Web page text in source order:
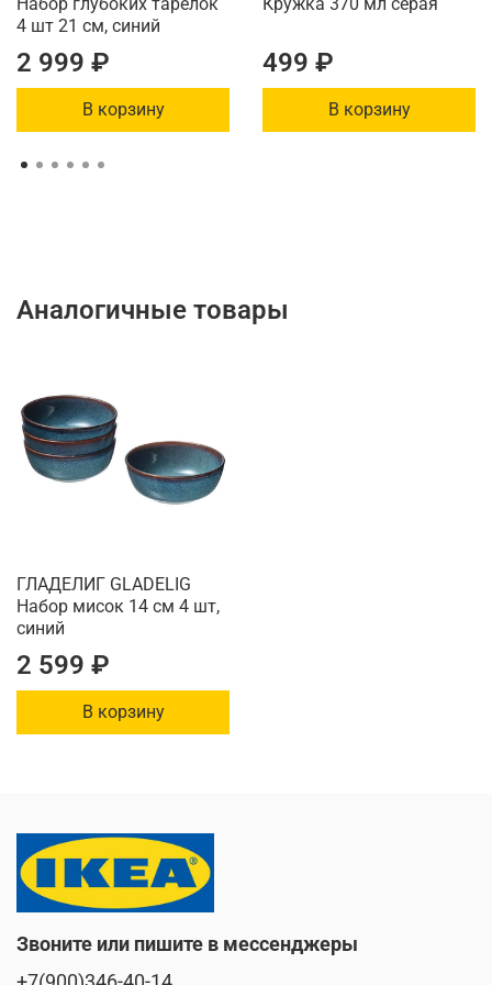
Набор глубоких тарелок
4 шт 21 см, синий
2 999 ₽
В корзину
Кружка 370 мл серая
499 ₽
В корзину
Аналогичные товары
ГЛАДЕЛИГ GLADELIG
Набор мисок 14 см 4 шт,
синий
2 599 ₽
В корзину
Звоните или пишите в мессенджеры